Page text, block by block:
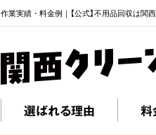
作業実績・料金例｜【公式】不用品回収は関
選ばれる理由 料